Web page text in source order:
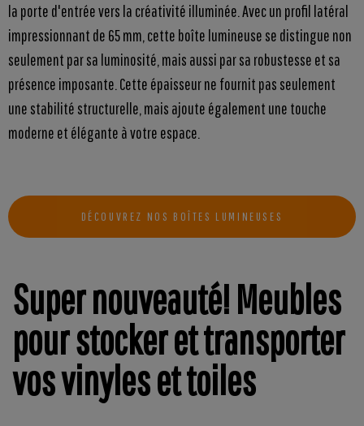
la porte d'entrée vers la créativité illuminée. Avec un profil latéral
impressionnant de 65 mm, cette boîte lumineuse se distingue non
seulement par sa luminosité, mais aussi par sa robustesse et sa
présence imposante. Cette épaisseur ne fournit pas seulement
une stabilité structurelle, mais ajoute également une touche
moderne et élégante à votre espace.
DÉCOUVREZ NOS BOÎTES LUMINEUSES
Super nouveauté! Meubles
pour stocker et transporter
vos vinyles et toiles